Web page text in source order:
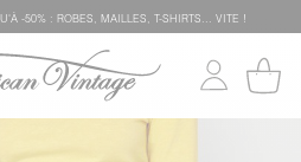
-50% : ROBES, MAILLES, T-SHIRTS... VITE !